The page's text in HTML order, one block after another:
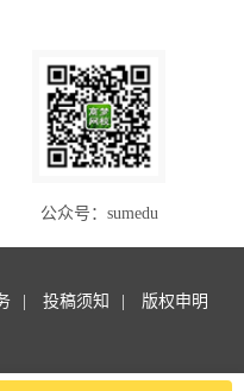
公众号：sumedu
投稿须知 版权申明
网校 版权所有苏ICP备14047127号-16